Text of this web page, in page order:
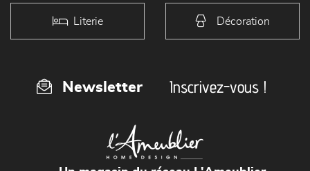
Literie Décoration
Newsletter Inscrivez-vous !